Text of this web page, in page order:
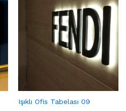
Işıklı Ofis Tabelası 09